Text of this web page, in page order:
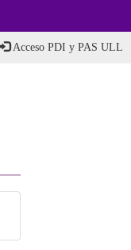
Acceso PDI y PAS ULL